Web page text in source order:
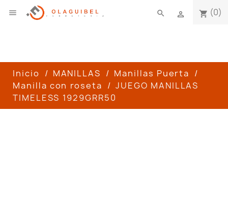
 shopping_cart (0)

search
Inicio MANILLAS
Manillas Puerta
Manilla con roseta
JUEGO MANILLAS
TIMELESS 1929GRR50